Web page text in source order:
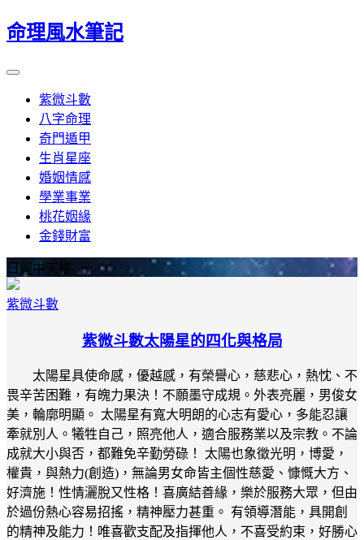
命理風水筆記
紫微斗數
八字命理
奇門遁甲
生肖星座
婚姻情感
學業事業
桃花姻緣
金錢財富
日麗中天格
紫微斗數
紫微斗數太陽星的四化與格局
太陽星具使命感，優越感，有榮譽心，慈悲心，熱忱、不
畏辛苦困難，有魄力果決！不願墨守成規。外表亮麗，男俊女
美，輪廓明顯。 太陽星有寬大明朗的心志有愛心，多能忍讓
牽就別人。犧牲自己，照亮他人，適合服務業以及宗教。不論
成就大小與否，都難免辛勤勞碌！ 太陽也象徵光明，博愛，
權貴，與熱力(創造)，無論男女命皆主個性慈愛、慷慨大方、
好濟施！性情灑脫又性格！喜廣結善緣，樂於服務大眾，但由
於過份熱心容易招搖，精神壓力甚重。 有領導潛能，具開創
的精神及能力！唯喜歡支配及指揮他人，不喜受約束，好勝心